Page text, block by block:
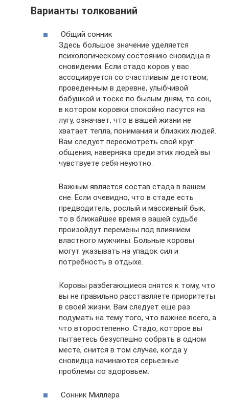
Варианты толкований
Общий сонник
Здесь большое значение уделяется
психологическому состоянию сновидца в
сновидении. Если стадо коров у вас
ассоциируется со счастливым детством,
проведенным в деревне, улыбчивой
бабушкой и тоске по былым дням, то сон,
в котором коровки спокойно пасутся на
лугу, означает, что в вашей жизни не
хватает тепла, понимания и близких людей.
Вам следует пересмотреть свой круг
общения, наверняка среди этих людей вы
чувствуете себя неуютно.
Важным является состав стада в вашем
сне. Если очевидно, что в стаде есть
предводитель, рослый и массивный бык,
то в ближайшее время в вашей судьбе
произойдут перемены под влиянием
властного мужчины. Больные коровы
могут указывать на упадок сил и
потребность в отдыхе.
Коровы разбегающиеся снятся к тому, что
вы не правильно расставляете приоритеты
в своей жизни. Вам следует еще раз
подумать на тему того, что важнее всего, а
что второстепенно. Стадо, которое вы
пытаетесь безуспешно собрать в одном
месте, снится в том случае, когда у
сновидца начинаются серьезные
проблемы со здоровьем.
Сонник Миллера